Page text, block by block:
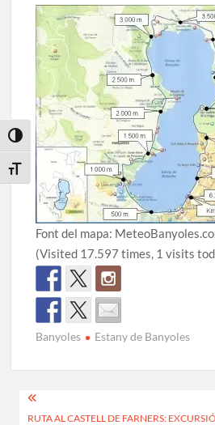
Toggle High Contrast
Toggle Font size
Font del mapa:
(Visited 17.597 times, 1 visits
Banyoles Estany de Banyoles
Navegació
RUTA AL CASTELL DE FARNERS: